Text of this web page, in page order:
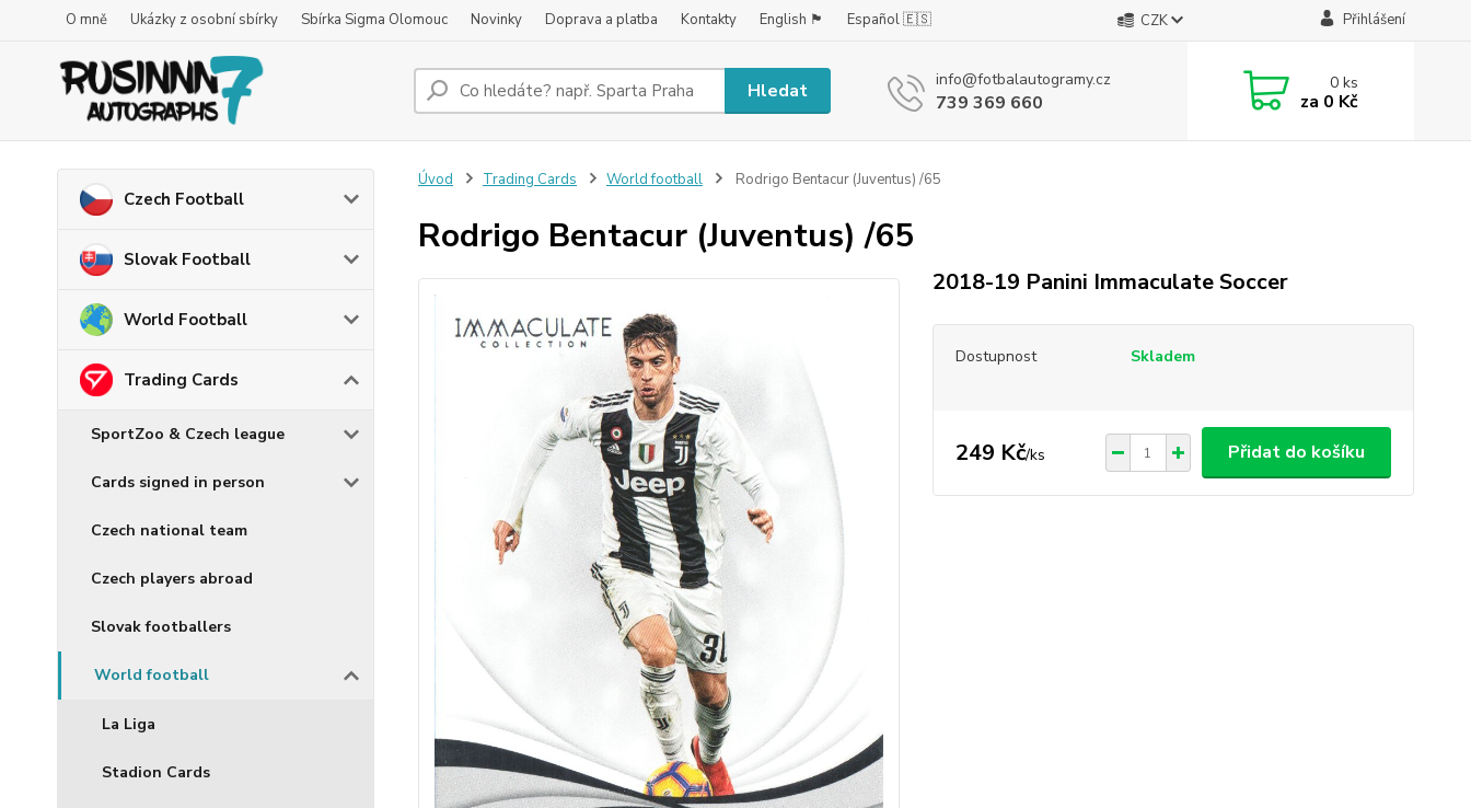
O mně Ukázky z osobní sbírky Sbírka Sigma Olomouc Novinky Doprava a platba Kontakty English 🏴󠁧󠁢󠁥󠁮󠁧󠁿 Español 🇪🇸 CZK Přihlášení
Hledat info@fotbalautogramy.cz
739 369 660
0ks
za 0 Kč
Czech Football
Slovak Football
World Football
Trading Cards
SportZoo & Czech league
Cards signed in person
Czech national team
Czech players abroad
Slovak footballers
World football
La Liga
Stadion Cards
Úvod Trading Cards World football Rodrigo Bentacur (Juventus) /65
Rodrigo Bentacur (Juventus) /65
2018-19 Panini Immaculate Soccer
Dostupnost Skladem
249 Kč/ks Přidat do košíku